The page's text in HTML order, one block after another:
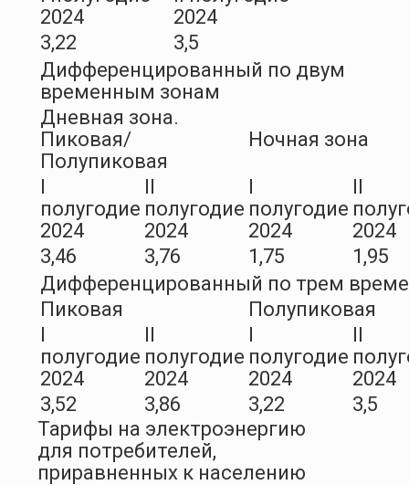
2024
2024
3,22
3,5
Дифференцированный по двум
временным зонам
Дневная зона.
Пиковая/
Полупиковая
Ночная зона
полугодие
2024
полугодие
2024
полугодие
2024
2024
3,46
3,76 1,75
1,95
Дифференцированный по трем
Пиковая
Полупиковая
полугодие
2024
полугодие
2024
полугодие
2024
2024
3,52
3,86 3,22
3,5
Тарифы на электроэнергию
для потребителей,
приравненных к населению